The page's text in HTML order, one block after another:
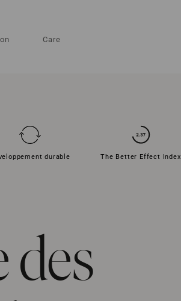
Care
durable The Better Effect Index
des